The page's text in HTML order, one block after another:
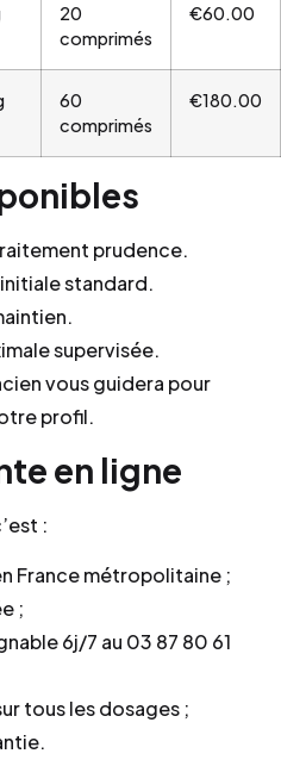
20
comprimés
€60.00
60
comprimés
€180.00
prudence.
standard.
supervisée.
vous guidera pour
profil.
en ligne
:
France métropolitaine ;
;
6j/7 au 03 87 80 61
tous les dosages ;